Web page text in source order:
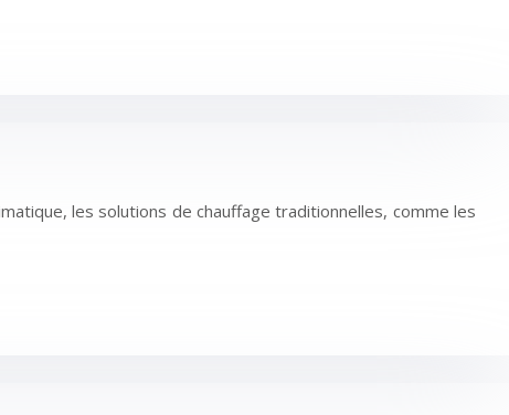
les solutions de chauffage traditionnelles, comme les